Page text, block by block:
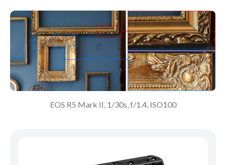
EOS R5 Mark II, 1/30s, f/1.4, ISO100